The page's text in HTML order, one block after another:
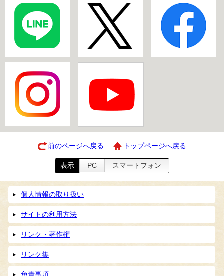
前のページへ戻る トップページへ戻る
表示 PC スマートフォン
個人情報の取り扱い
サイトの利用方法
リンク・著作権
リンク集